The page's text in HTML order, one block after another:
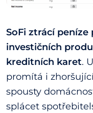
SoFi ztrácí peníze
investičních
kreditních karet.
promítá i
spousty
splácet